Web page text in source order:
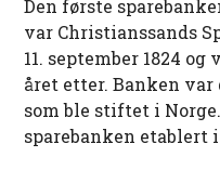
Den første
var Christianssands
11. september 1824
året etter. Banken
som ble stiftet i
sparebanken etablert